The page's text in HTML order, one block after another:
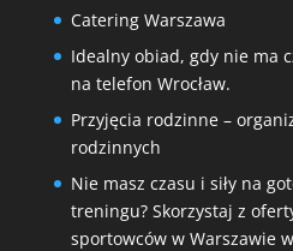
Catering Warszawa
Idealny obiad, gdy nie ma
na telefon Wrocław.
Przyjęcia rodzinne –
rodzinnych
Nie masz czasu i siły na
treningu? Skorzystaj z
sportowców w Warszawie